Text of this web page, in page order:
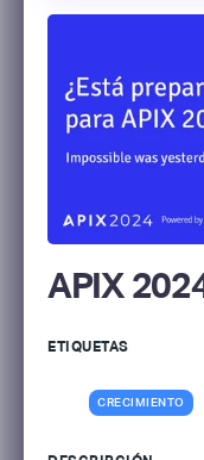
APIX
ETIQUETAS
CRECIMIENTO